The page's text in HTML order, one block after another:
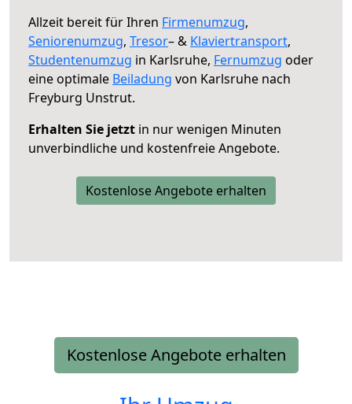
Allzeit bereit für Ihren Firmenumzug,
Seniorenumzug, Tresor– & Klaviertransport,
Studentenumzug in Karlsruhe, Fernumzug oder
eine optimale Beiladung von Karlsruhe nach
Freyburg Unstrut.
Erhalten Sie jetzt in nur wenigen Minuten
unverbindliche und kostenfreie Angebote.
Kostenlose Angebote erhalten
Kostenlose Angebote erhalten